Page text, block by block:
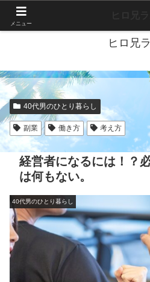
ヒロ兄
40代男のひとり暮らし
副業 働き方 考え方
経営者になるには！？
は何もない。
40代男のひとり暮らし
メニュー